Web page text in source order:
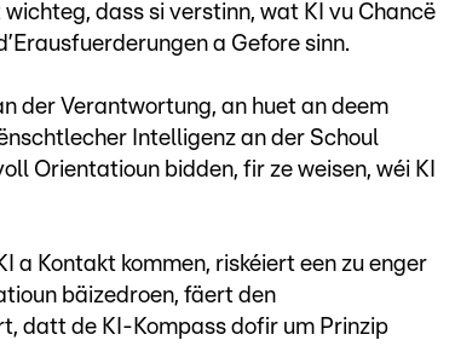
dass si verstinn, wat KI vu Chancë
a Gefore sinn.
der Verantwortung, an huet an deem
Intelligenz an der Schoul
Orientatioun bidden, fir ze weisen, wéi KI
a Kontakt kommen, riskéiert een zu enger
bäizedroen, fäert den
datt de KI-Kompass dofir um Prinzip